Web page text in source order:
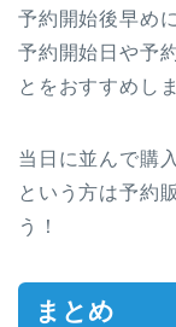
予約開始後早め
予約開始日や予
とをおすすめし
当日に並んで購
という方は予約
う！
まとめ